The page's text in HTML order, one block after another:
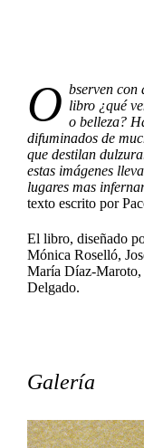
O bserven con
libro ¿qué
o belleza?
difuminados de
que destilan
estas imágenes
lugares mas
texto escrito por
El libro, diseñado
Mónica Roselló,
María Díaz-Maroto,
Delgado.
Galería